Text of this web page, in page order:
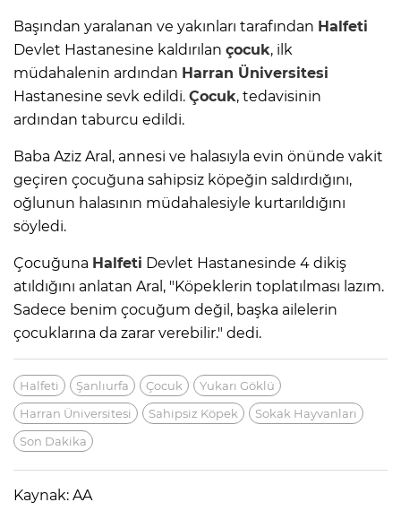
Başından yaralanan ve yakınları tarafından Halfeti
Devlet Hastanesine kaldırılan çocuk, ilk
müdahalenin ardından Harran Üniversitesi
Hastanesine sevk edildi. Çocuk, tedavisinin
ardından taburcu edildi.
Baba Aziz Aral, annesi ve halasıyla evin önünde vakit
geçiren çocuğuna sahipsiz köpeğin saldırdığını,
oğlunun halasının müdahalesiyle kurtarıldığını
söyledi.
Çocuğuna Halfeti Devlet Hastanesinde 4 dikiş
atıldığını anlatan Aral, "Köpeklerin toplatılması lazım.
Sadece benim çocuğum değil, başka ailelerin
çocuklarına da zarar verebilir." dedi.
Halfeti Şanlıurfa Çocuk
Yukarı Göklü
Harran Üniversitesi
Sahipsiz Köpek
Sokak Hayvanları
Son Dakika
Kaynak: AA